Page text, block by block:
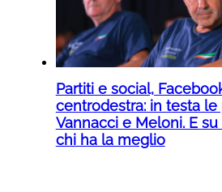
Partiti e social,
centrodestra: in testa le
Vannacci e Meloni. E
chi ha la meglio